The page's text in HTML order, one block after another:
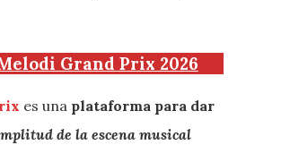
Grand Prix 2026
es una plataforma para dar
de la escena musical